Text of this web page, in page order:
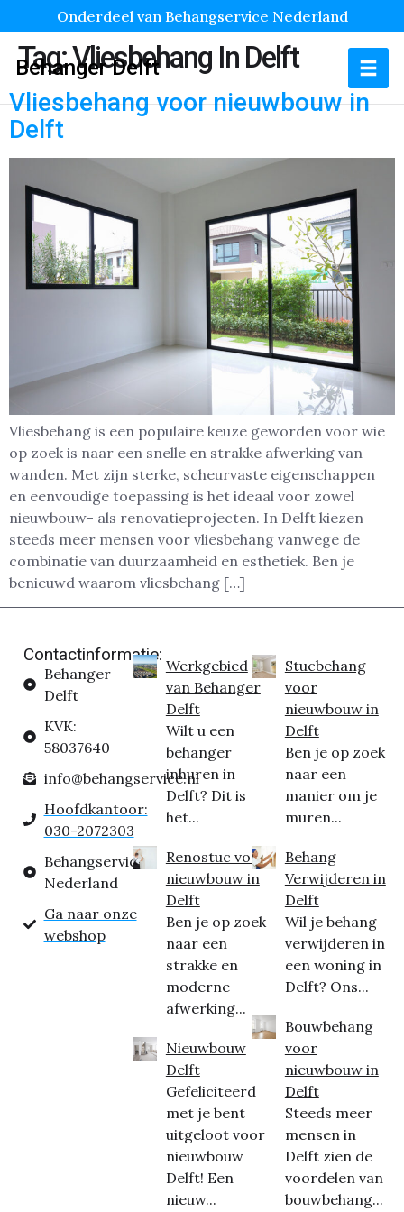
Onderdeel van Behangservice Nederland
Behanger Delft
Tag:Vliesbehang In Delft
Vliesbehang voor nieuwbouw in
Delft
Vliesbehang is een populaire keuze geworden voor wie
op zoek is naar een snelle en strakke afwerking van
wanden. Met zijn sterke, scheurvaste eigenschappen
en eenvoudige toepassing is het ideaal voor zowel
nieuwbouw- als renovatieprojecten. In Delft kiezen
steeds meer mensen voor vliesbehang vanwege de
combinatie van duurzaamheid en esthetiek. Ben je
benieuwd waarom vliesbehang […]
Contactinformatie:
Behanger
Delft
KVK:
58037640
info@behangservice.nl
Hoofdkantoor:
030-2072303
Behangservice
Nederland
Ga naar onze
webshop
Werkgebied
van Behanger
Delft
Wilt u een
behanger
inhuren in
Delft? Dit is
het...
Renostuc voor
nieuwbouw in
Delft
Ben je op zoek
naar een
strakke en
moderne
afwerking...
Nieuwbouw
Delft
Gefeliciteerd
met je bent
uitgeloot voor
nieuwbouw
Delft! Een
nieuw...
Stucbehang
voor
nieuwbouw in
Delft
Ben je op zoek
naar een
manier om je
muren...
Behang
Verwijderen in
Delft
Wil je behang
verwijderen in
een woning in
Delft? Ons...
Bouwbehang
voor
nieuwbouw in
Delft
Steeds meer
mensen in
Delft zien de
voordelen van
bouwbehang...